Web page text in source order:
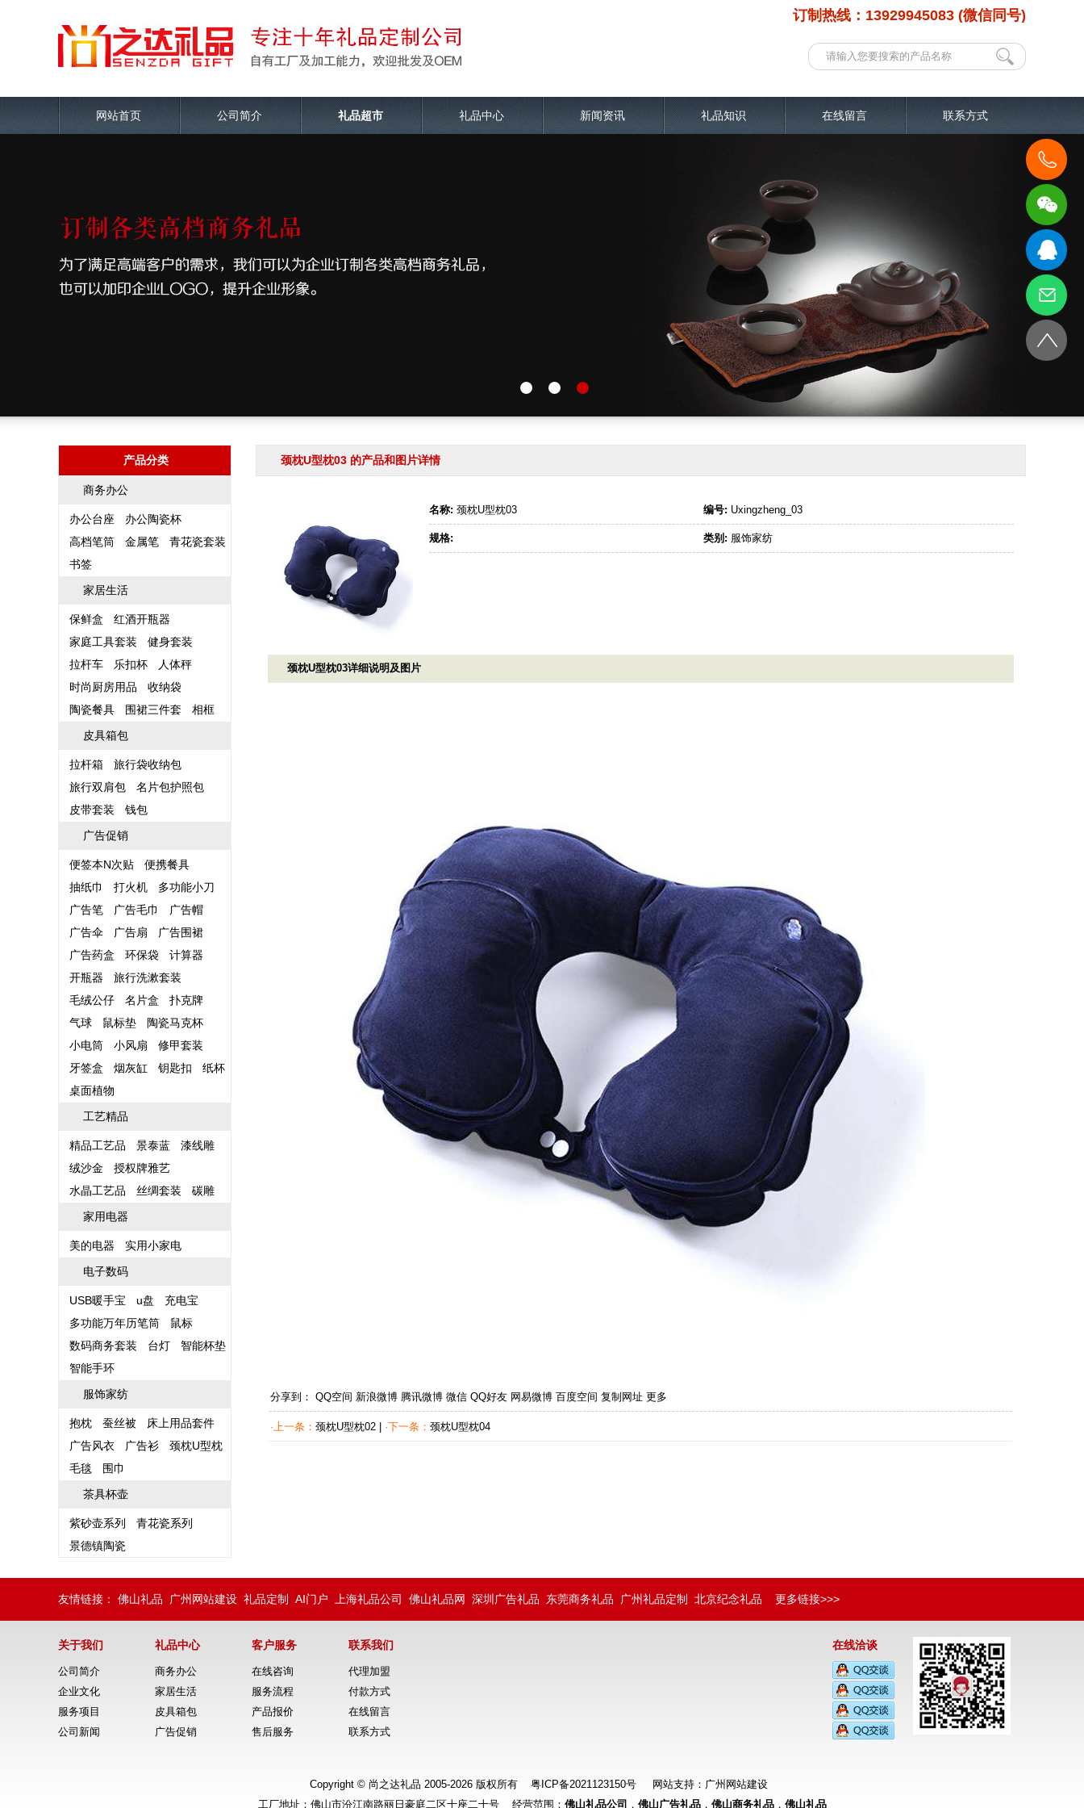
订制热线：13929945083 (微信同号)
网站首页 公司简介 礼品超市 礼品中心 新闻资讯 礼品知识 在线留言 联系方式
产品分类
商务办公
办公台座
办公陶瓷杯
高档笔筒
金属笔
青花瓷套装
书签
家居生活
保鲜盒
红酒开瓶器
家庭工具套装
健身套装
拉杆车
乐扣杯
人体秤
时尚厨房用品
收纳袋
陶瓷餐具
围裙三件套
相框
皮具箱包
拉杆箱
旅行袋收纳包
旅行双肩包
名片包护照包
皮带套装
钱包
广告促销
便签本N次贴
便携餐具
抽纸巾
打火机
多功能小刀
广告笔
广告毛巾
广告帽
广告伞
广告扇
广告围裙
广告药盒
环保袋
计算器
开瓶器
旅行洗漱套装
毛绒公仔
名片盒
扑克牌
气球
鼠标垫
陶瓷马克杯
小电筒
小风扇
修甲套装
牙签盒
烟灰缸 钥匙扣
纸杯
桌面植物
工艺精品
精品工艺品 景泰蓝
漆线雕
绒沙金
授权牌雅艺
水晶工艺品
丝绸套装
碳雕
家用电器
美的电器
实用小家电
电子数码
USB暖手宝 u盘
充电宝
多功能万年历笔筒
鼠标
数码商务套装
台灯
智能杯垫
智能手环
服饰家纺
抱枕 蚕丝被
床上用品套件
广告风衣
广告衫
颈枕U型枕
毛毯
围巾
茶具杯壶
紫砂壶系列
青花瓷系列
景德镇陶瓷
颈枕U型枕03 的产品和图片详情
名称: 颈枕U型枕03 编号: Uxingzheng_03
规格: 类别: 服饰家纺
颈枕U型枕03详细说明及图片
分享到： QQ空间 新浪微博 腾讯微博 微信 QQ好友 网易微博 百度空间 复制网址 更多
·上一条： 颈枕U型枕02 ·下一条： 颈枕U型枕04
友情链接： 佛山礼品 广州网站建设 礼品定制 AI门户 上海礼品公司 佛山礼品网 深圳广告礼品 东莞商务礼品 广州礼品定制 北京纪念礼品 更多链接>>>
关于我们
公司简介
企业文化
服务项目
公司新闻
礼品中心
商务办公
家居生活
皮具箱包
广告促销
客户服务
在线咨询
服务流程
产品报价
售后服务
联系我们
代理加盟
付款方式
在线留言
联系方式
在线洽谈
Copyright © 尚之达礼品 2005-2026 版权所有 粤ICP备2021123150号 网站支持： 广州网站建设
工厂地址：佛山市汾江南路丽日豪庭二区十座二十号 经营范围： 佛山礼品公司 ， 佛山广告礼品， 佛山商务礼品， 佛山礼品